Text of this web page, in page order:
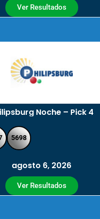
Ver Resultados
Noche – Pick 4
5698
agosto 6, 2026
Ver Resultados